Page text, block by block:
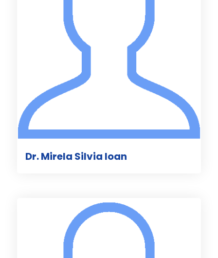
Dr. Mirela Silvia Ioan